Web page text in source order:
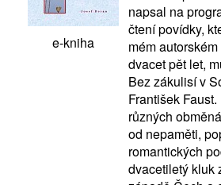
e-kniha
napsal na
čtení povídky,
mém
dvacet pět let,
Bez zákulisí v
František
různých
od nepaměti,
romantických
dvacetiletý kluk